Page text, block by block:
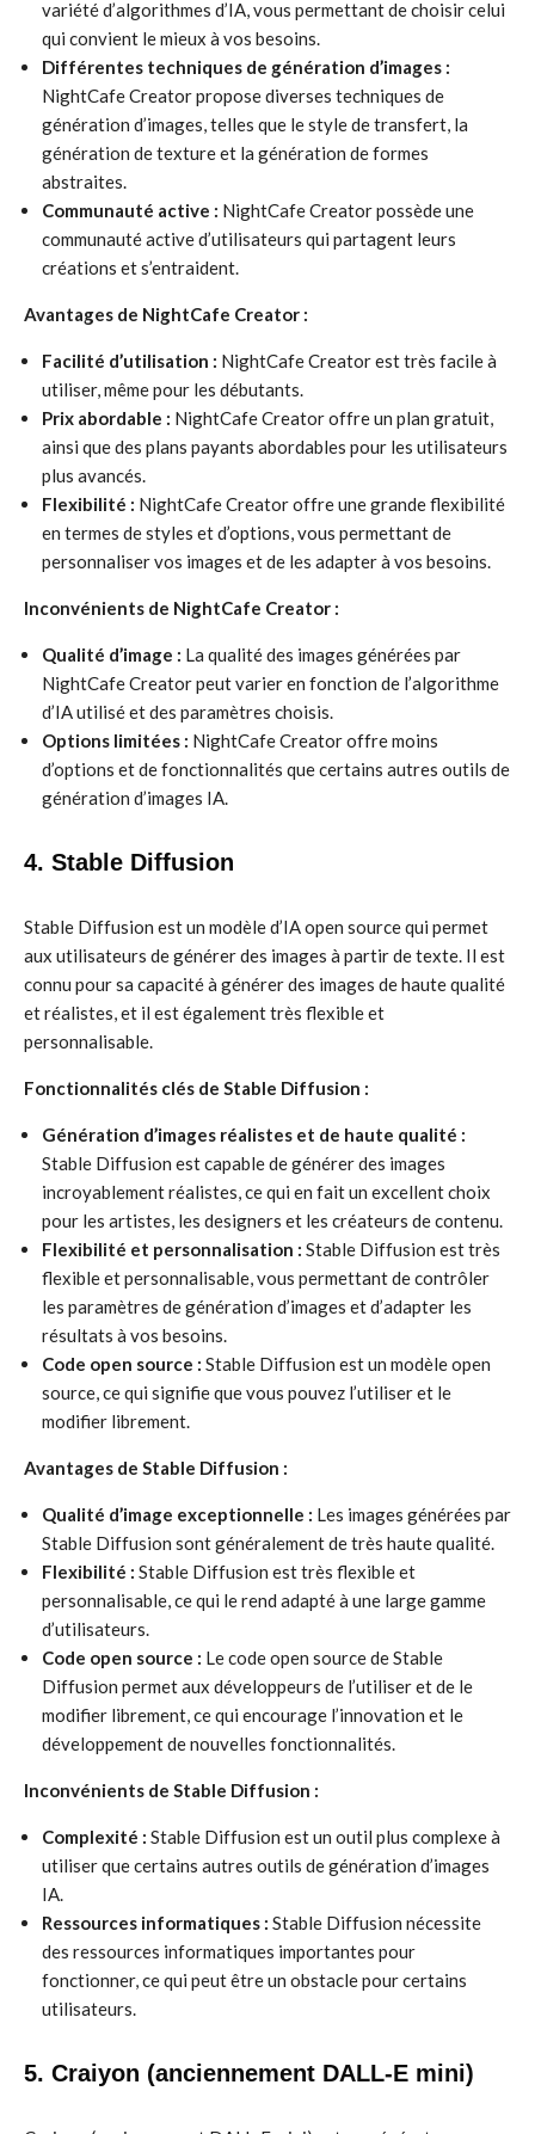
variété d’algorithmes d’IA, vous permettant de choisir celui
qui convient le mieux à vos besoins.
Différentes techniques de génération d’images :
NightCafe Creator propose diverses techniques de
génération d’images, telles que le style de transfert, la
génération de texture et la génération de formes
abstraites.
Communauté active : NightCafe Creator possède une
communauté active d’utilisateurs qui partagent leurs
créations et s’entraident.
Avantages de NightCafe Creator :
Facilité d’utilisation : NightCafe Creator est très facile à
utiliser, même pour les débutants.
Prix abordable : NightCafe Creator offre un plan gratuit,
ainsi que des plans payants abordables pour les utilisateurs
plus avancés.
Flexibilité : NightCafe Creator offre une grande flexibilité
en termes de styles et d’options, vous permettant de
personnaliser vos images et de les adapter à vos besoins.
Inconvénients de NightCafe Creator :
Qualité d’image : La qualité des images générées par
NightCafe Creator peut varier en fonction de l’algorithme
d’IA utilisé et des paramètres choisis.
Options limitées : NightCafe Creator offre moins
d’options et de fonctionnalités que certains autres outils de
génération d’images IA.
4. Stable Diffusion
Stable Diffusion est un modèle d’IA open source qui permet
aux utilisateurs de générer des images à partir de texte. Il est
connu pour sa capacité à générer des images de haute qualité
et réalistes, et il est également très flexible et
personnalisable.
Fonctionnalités clés de Stable Diffusion :
Génération d’images réalistes et de haute qualité :
Stable Diffusion est capable de générer des images
incroyablement réalistes, ce qui en fait un excellent choix
pour les artistes, les designers et les créateurs de contenu.
Flexibilité et personnalisation : Stable Diffusion est très
flexible et personnalisable, vous permettant de contrôler
les paramètres de génération d’images et d’adapter les
résultats à vos besoins.
Code open source : Stable Diffusion est un modèle open
source, ce qui signifie que vous pouvez l’utiliser et le
modifier librement.
Avantages de Stable Diffusion :
Qualité d’image exceptionnelle : Les images générées par
Stable Diffusion sont généralement de très haute qualité.
Flexibilité : Stable Diffusion est très flexible et
personnalisable, ce qui le rend adapté à une large gamme
d’utilisateurs.
Code open source : Le code open source de Stable
Diffusion permet aux développeurs de l’utiliser et de le
modifier librement, ce qui encourage l’innovation et le
développement de nouvelles fonctionnalités.
Inconvénients de Stable Diffusion :
Complexité : Stable Diffusion est un outil plus complexe à
utiliser que certains autres outils de génération d’images
IA.
Ressources informatiques : Stable Diffusion nécessite
des ressources informatiques importantes pour
fonctionner, ce qui peut être un obstacle pour certains
utilisateurs.
5. Craiyon (anciennement DALL-E mini)